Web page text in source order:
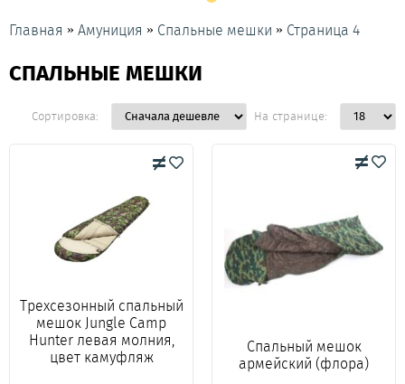
Главная » Амуниция » Спальные мешки » Страница 4
СПАЛЬНЫЕ МЕШКИ
Сортировка: На странице:
Трехсезонный спальный
мешок Jungle Camp
Hunter левая молния,
цвет камуфляж
Спальный мешок
армейский (флора)